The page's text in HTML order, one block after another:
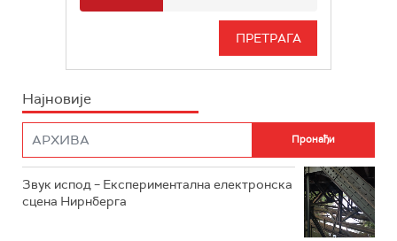
РАДИО БЕОГРАД 3
РАДИО РОКЕНРОЛЕР
Најновије
Звук испод – Експериментална електронска
сцена Нирнберга